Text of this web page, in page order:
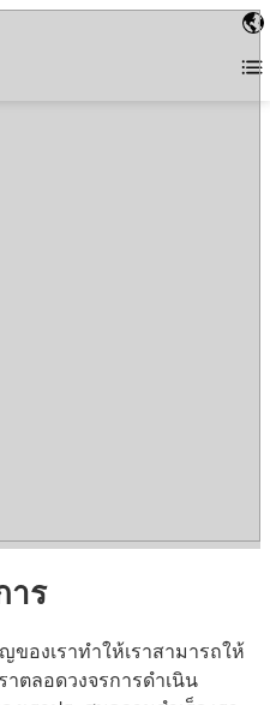
าร
องเราทำให้เราสามารถให้
ตลอดวงจรการดำเนิน